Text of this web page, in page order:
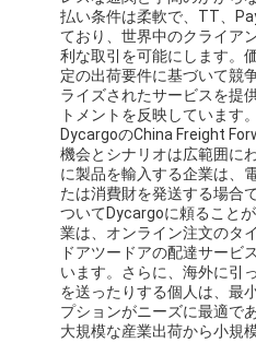
倉庫サービス
払い条件は柔軟で、TT、
ており、世界中のクライア
利な取引を可能にします。
定の出荷要件に基づいて競
ライズされたサービスを提
トメントを反映しています。
DycargoのChina Freight
機会とシナリオは広範囲に
に製品を輸入する企業は、
たは消費財を発送する場合
ついてDycargoに頼ること
業は、オンライン注文のタ
ドアツードアの配達サービ
います。さらに、海外に引
を送ったりする個人は、最
プションがニーズに最適で
大規模な産業出荷から小規